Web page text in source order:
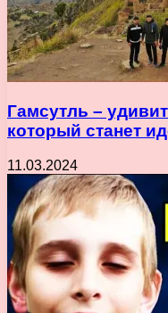
Гамсутль –
который станет
11.03.2024